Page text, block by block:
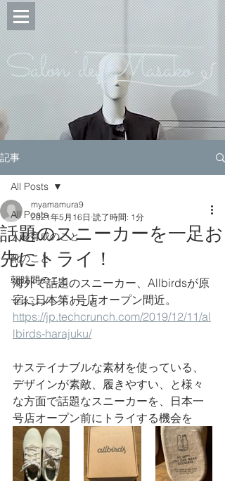
Salon de Masako
記事
All Posts
人材育成のこと
靴のこと
朝時間のこと
マネジメントのこと
All Posts
話題のスニーカーを一足お
先にトライ！
myamamura9
2021年5月16日 読了時間: 1分
海外で話題のスニーカー、Allbirdsが原
宿に日本第1号店オープン間近。
https://jp.techcrunch.com/2019/12/11/al
lbirds-harajuku/
サステイナブルな素材を使っている、
デザインが素敵、履きやすい、と様々
な方面で話題なスニーカーを、日本一
号店オープン前にトライする機会を